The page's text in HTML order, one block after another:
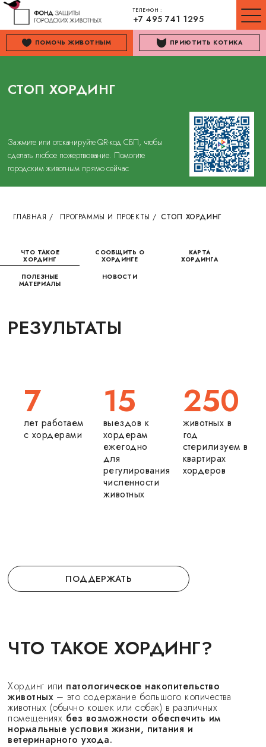
ТЕЛЕФОН :
+7 495 741 1295
ПОМОЧЬ ЖИВОТНЫМ ПРИЮТИТЬ КОТИКА
СТОП ХОРДИНГ
Зажмите или отсканируйте QR-код СБП, чтобы
сделать любое пожертвование. Помогите
городским животным прямо сейчас
ГЛАВНАЯ / ПРОГРАММЫ И ПРОЕКТЫ / СТОП ХОРДИНГ
ЧТО ТАКОЕ
ХОРДИНГ
СООБЩИТЬ О
ХОРДИНГЕ
КАРТА
ХОРДИНГА
ПОЛЕЗНЫЕ
МАТЕРИАЛЫ
НОВОСТИ
РЕЗУЛЬТАТЫ
7
лет работаем
с хордерами
15
выездов к
хордерам
ежегодно
для
регулирования
численности
животных
250
животных в
год
стерилизуем в
квартирах
хордеров
ПОДДЕРЖАТЬ
ЧТО ТАКОЕ ХОРДИНГ?
Хординг или патологическое накопительство
животных– это содержание большого количества
животных (обычно кошек или собак) в различных
помещениях без возможности обеспечить им
нормальные условия жизни, питания и
ветеринарного ухода.